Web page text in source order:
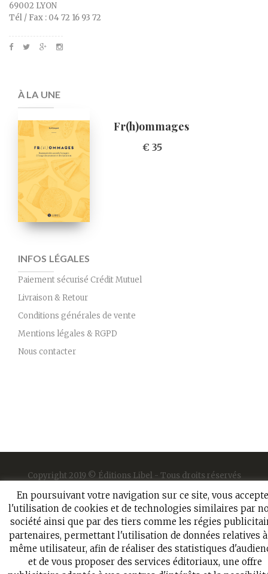
69002 LYON
Tél / Fax : 04 72 16 93 72
À LA UNE
Fr(h)ommages
€ 35
INFOS LÉGALES
Paiement sécurisé Crédit Mutuel
Livraison & Retour
Conditions générales de vente
Mentions légales & RGPD
Nous contacter
Copyright 2019 © Éditions Libel - Tous droits réservés
En poursuivant votre navigation sur ce site, vous
l'utilisation de cookies et de technologies similaires par
société ainsi que par des tiers comme les régies
partenaires, permettant l'utilisation de données relatives
même utilisateur, afin de réaliser des statistiques
et de vous proposer des services éditoriaux, une offre